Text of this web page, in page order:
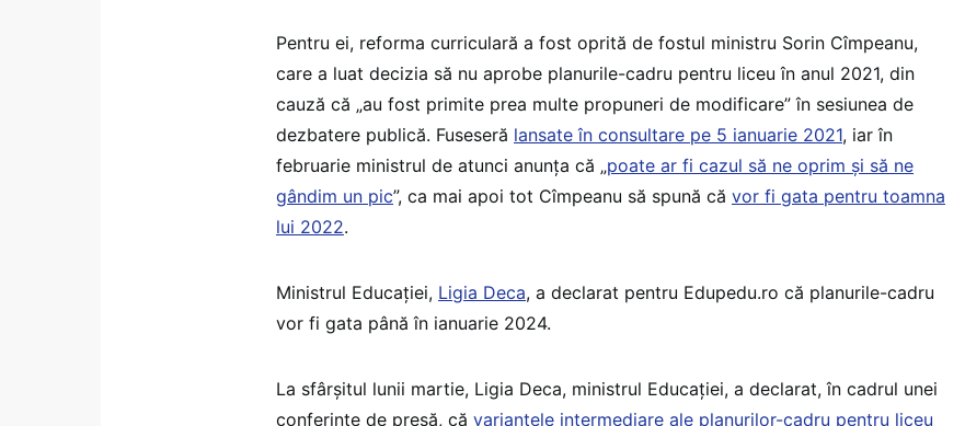
Pentru ei, reforma curriculară a fost oprită de fostul ministru Sorin Cîmpeanu,
care a luat decizia să nu aprobe planurile-cadru pentru liceu în anul 2021, din
cauză că „au fost primite prea multe propuneri de modificare” în sesiunea de
dezbatere publică. Fuseseră lansate în consultare pe 5 ianuarie 2021, iar în
februarie ministrul de atunci anunța că „poate ar fi cazul să ne oprim și să ne
gândim un pic”, ca mai apoi tot Cîmpeanu să spună că vor fi gata pentru toamna
lui 2022.
Ministrul Educației, Ligia Deca, a declarat pentru Edupedu.ro că planurile-cadru
vor fi gata până în ianuarie 2024.
La sfârșitul lunii martie, Ligia Deca, ministrul Educației, a declarat, în cadrul unei
conferințe de presă, că variantele intermediare ale planurilor-cadru pentru liceu